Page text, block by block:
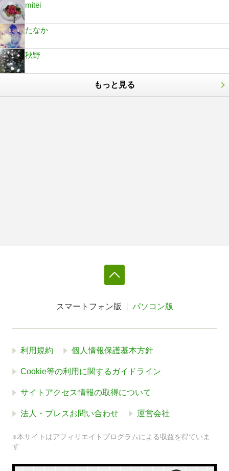
mitei
たなか
秋野
もっと見る
スマートフォン版 パソコン版
利用規約 個人情報保護基本方針
Cookie等の利用に関するガイドライン
サイトアクセス情報の取得について
法人・プレスお問い合わせ 運営会社
※本サイトはアフィリエイトプログラムによる収益を得ていま
す